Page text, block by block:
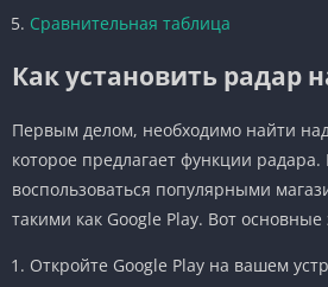
Сравнительная таблица
Как установить радар
Первым делом, необходимо найти
которое предлагает функции
воспользоваться популярными
такими как Google Play. Вот основные
Откройте Google Play на вашем